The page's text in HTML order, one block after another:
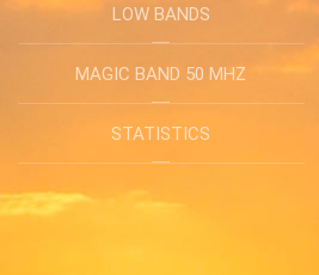
LOW BANDS
MAGIC BAND 50 MHZ
STATISTICS